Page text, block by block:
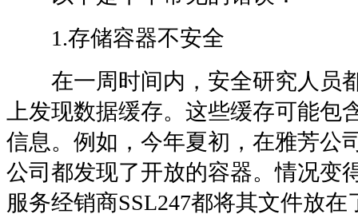
1.存储容器不安全
在一周时间内，安全研究人员
上发现数据缓存。这些缓存可能包
信息。例如，今年夏初，在雅芳公
公司都发现了开放的容器。情况变
服务经销商SSL247都将其文件放在